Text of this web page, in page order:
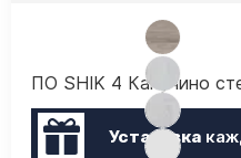
ПО SHIK 4 Капучино
Установка